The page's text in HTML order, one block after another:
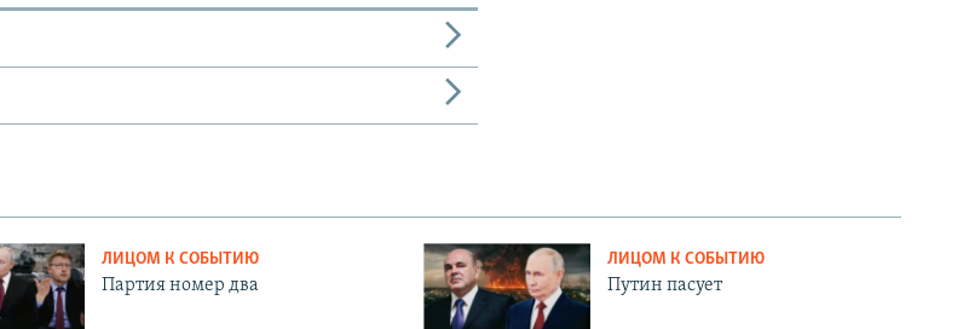
ЛИЦОМ К СОБЫТИЮ
Партия номер два
ЛИЦОМ К СОБЫТИЮ
Путин пасует